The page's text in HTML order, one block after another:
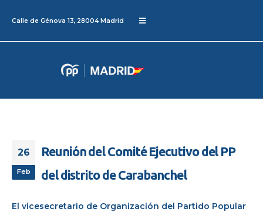
Calle de Génova 13, 28004 Madrid
26
Feb
Reunión del Comité Ejecutivo del PP
del distrito de Carabanchel
El vicesecretario de Organización del Partido Popular